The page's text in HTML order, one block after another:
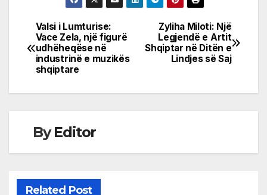
Post
navigation
Zyliha Miloti: Një
Legjendë e Artit
Shqiptar në Ditën e
Lindjes së Saj
Valsi i Lumturise:
Vace Zela, një figurë
udhëheqëse në
industrinë e muzikës
shqiptare
ByEditor
Related Post